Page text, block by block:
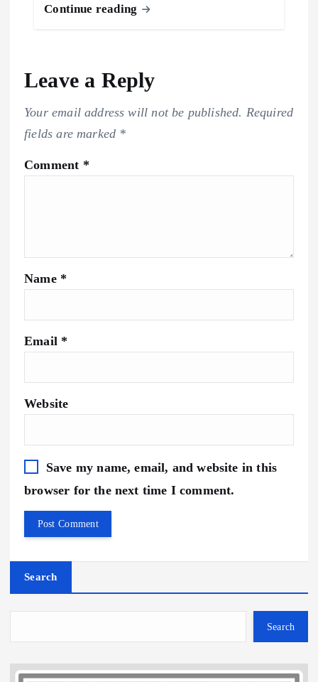
Continue reading
Leave a Reply
Your email address will not be published. Required
fields are marked *
Comment *
Name *
Email *
Website
Save my name, email, and website in this
browser for the next time I comment.
Search
Search